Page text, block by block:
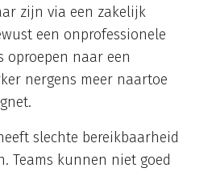
zijn via een zakelijk
een onprofessionele
oproepen naar een
nergens meer naartoe
slechte bereikbaarheid
Teams kunnen niet goed